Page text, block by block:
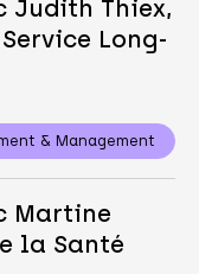
Judith Thiex,
Long-
& Management
Martine
la Santé